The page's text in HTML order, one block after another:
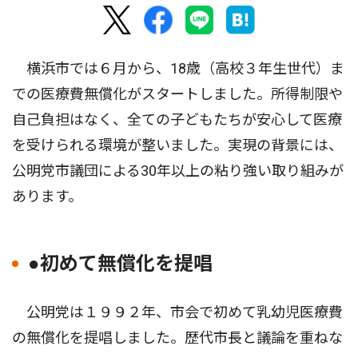
横浜市では６月から、18歳（高校３年生世代）ま
での医療費無償化がスタートしました。所得制限や
自己負担はなく、全ての子どもたちが安心して医療
を受けられる環境が整いました。実現の背景には、
公明党市議団による30年以上の粘り強い取り組みが
あります。
●初めて無償化を提唱
公明党は１９９２年、市会で初めて乳幼児医療費
の無償化を提唱しました。歴代市長と議論を重ねな